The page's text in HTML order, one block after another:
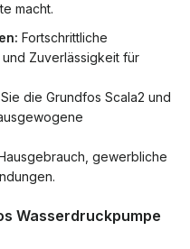
macht.
Fortschrittliche
Zuverlässigkeit für
die Grundfos Scala2 und
gewerbliche
Wasserdruckpumpe